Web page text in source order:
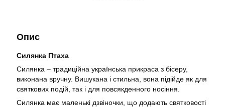
Опис
Силянка Птаха
Силянка – традиційна українська прикраса з бісеру,
виконана вручну. Вишукана і стильна, вона підійде як для
святкових подій, так і для повсякденного носіння.
Силянка має маленькі дзвіночки, що додають святковості